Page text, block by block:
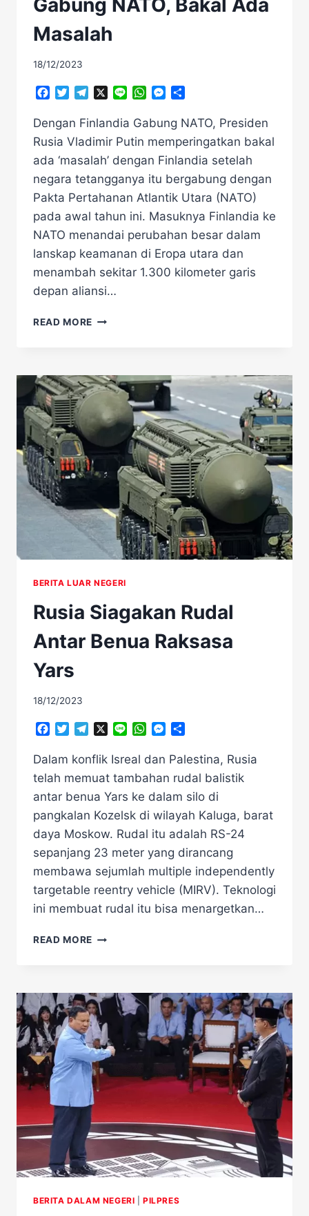
Masalah
18/12/2023
Facebook
TwitterTelegramLine WhatsAppMessenger
Dengan Finlandia Gabung NATO, Presiden
Rusia Vladimir Putin memperingatkan bakal
ada ‘masalah’ dengan Finlandia setelah
negara tetangganya itu bergabung dengan
Pakta Pertahanan Atlantik Utara (NATO)
pada awal tahun ini. Masuknya Finlandia ke
NATO menandai perubahan besar dalam
lanskap keamanan di Eropa utara dan
menambah sekitar 1.300 kilometer garis
depan aliansi…
READ MORE PUTIN
NATO,
BAKAL
MASALAH
BERITA LUAR NEGERI
Rusia Siagakan Rudal
Antar Benua Raksasa
Yars
18/12/2023
Facebook
TwitterTelegramLine WhatsAppMessenger
Dalam konflik Isreal dan Palestina, Rusia
telah memuat tambahan rudal balistik
antar benua Yars ke dalam silo di
pangkalan Kozelsk di wilayah Kaluga, barat
daya Moskow. Rudal itu adalah RS-24
sepanjang 23 meter yang dirancang
membawa sejumlah multiple independently
targetable reentry vehicle (MIRV). Teknologi
ini membuat rudal itu bisa menargetkan…
READ MORE RUSIA
BENUA
RAKSASA
YARS
BERITA DALAM NEGERI |PILPRES